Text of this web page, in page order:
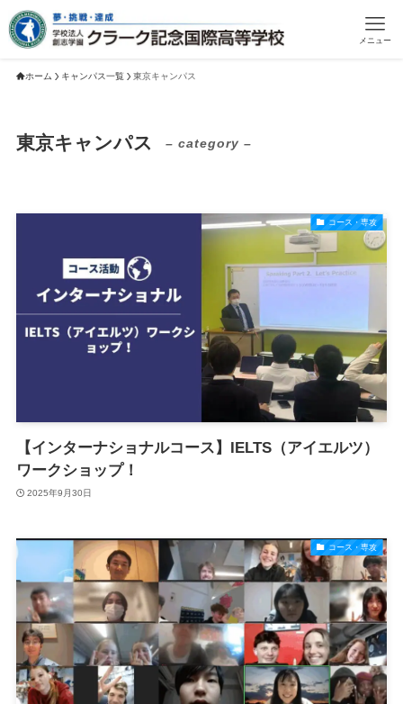
メニュー
ホーム キャンパス一覧 東京キャンパス
東京キャンパス – category –
コース・専攻
【インターナショナルコース】IELTS（アイエルツ）
ワークショップ！
2025年9月30日
コース・専攻